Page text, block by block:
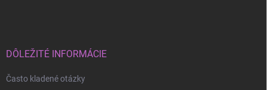
DÔLEŽITÉ INFORMÁCIE
Často kladené otázky